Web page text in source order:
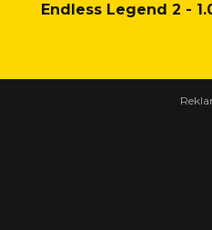
Endless Legend 2 -